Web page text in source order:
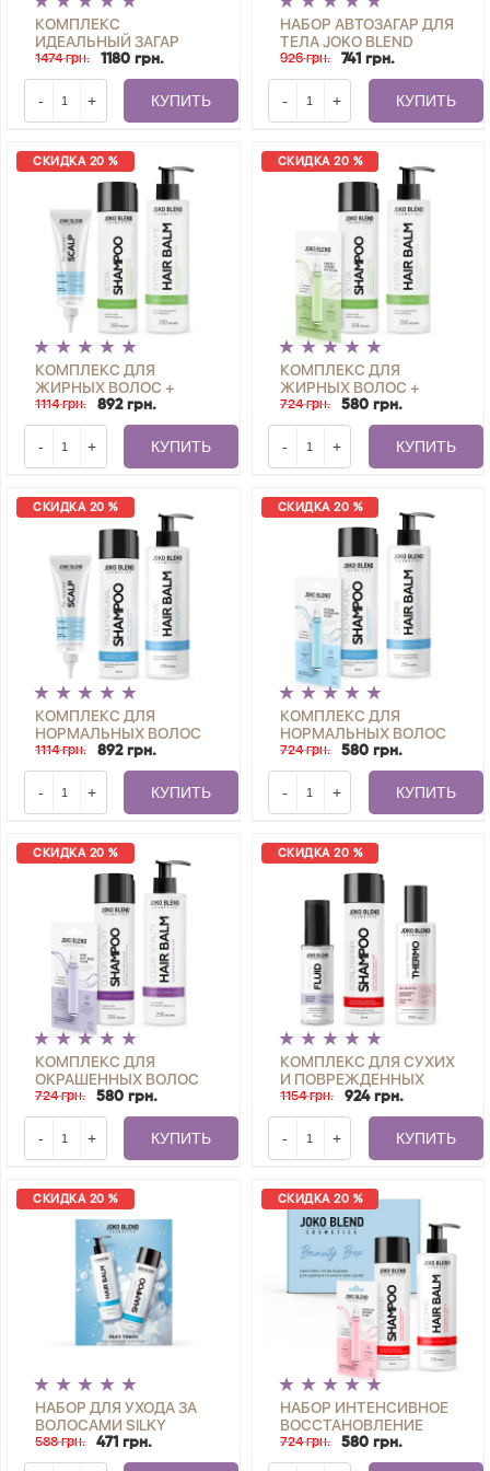
КОМПЛЕКС
ИДЕАЛЬНЫЙ ЗАГАР
JOKO BLEND
1474 грн. 1180 грн.
- + КУПИТЬ
НАБОР АВТОЗАГАР ДЛЯ
ТЕЛА JOKO BLEND
926 грн. 741 грн.
- + КУПИТЬ
СКИДКА 20 %
КОМПЛЕКС ДЛЯ
ЖИРНЫХ ВОЛОС +
ПИЛИНГ ДЛЯ КОЖИ
ГОЛОВЫ SCALP PEELING
SCRUB JOKO BLEND
1114 грн. 892 грн.
- + КУПИТЬ
СКИДКА 20 %
КОМПЛЕКС ДЛЯ
ЖИРНЫХ ВОЛОС +
ФИЛЛЕР С
ВИТАМИНАМИ А, С, Е,
PRO VIT. В5 PERFECT
724 грн. 580 грн.
- + КУПИТЬ
СКИДКА 20 %
КОМПЛЕКС ДЛЯ
НОРМАЛЬНЫХ ВОЛОС
+ ПИЛИНГ ДЛЯ КОЖИ
ГОЛОВЫ SCALP PEELING
SCRUB JOKO BLEND
1114 грн. 892 грн.
- + КУПИТЬ
СКИДКА 20 %
КОМПЛЕКС ДЛЯ
НОРМАЛЬНЫХ ВОЛОС
+ ФИЛЛЕР С
ГИАЛУРОНОВОЙ
КИСЛОТОЙ
724 грн. 580 грн.
- + КУПИТЬ
СКИДКА 20 %
КОМПЛЕКС ДЛЯ
ОКРАШЕННЫХ ВОЛОС
+ ФИЛЛЕР С
КОЛЛАГЕНОМ И
КЕРАТИНОМ
724 грн. 580 грн.
- + КУПИТЬ
СКИДКА 20 %
КОМПЛЕКС ДЛЯ СУХИХ
И ПОВРЕЖДЕННЫХ
ВОЛОС JOKO BLEND
1154 грн. 924 грн.
- + КУПИТЬ
СКИДКА 20 %
НАБОР ДЛЯ УХОДА ЗА
ВОЛОСАМИ SILKY
TOUCH JOKO BLEND
SILKY TOUCH JOKO
588 грн. 471 грн.
СКИДКА 20 %
НАБОР ИНТЕНСИВНОЕ
ВОССТАНОВЛЕНИЕ
ВОЛОС JOKO BLEND
724 грн. 580 грн.